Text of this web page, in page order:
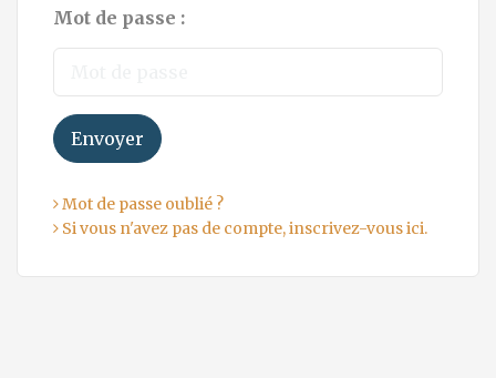
Mot de passe :
Envoyer
Mot de passe oublié ?
Si vous n'avez pas de compte, inscrivez-vous ici.